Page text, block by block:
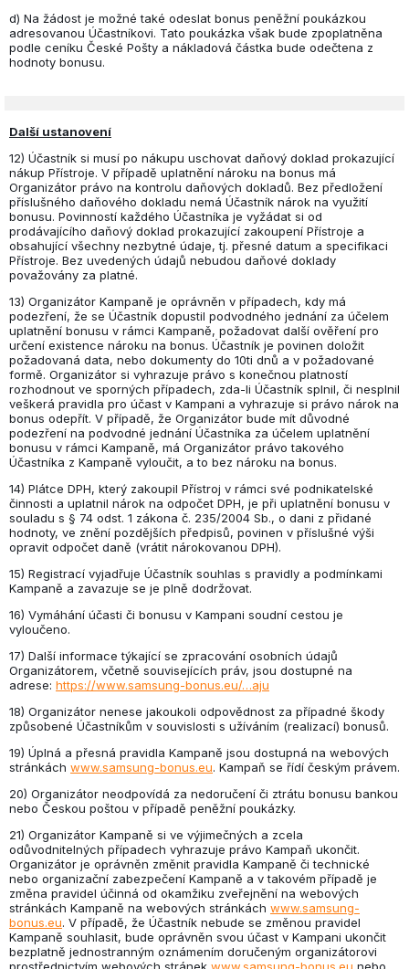
d) Na žádost je možné také odeslat bonus peněžní poukázkou
adresovanou Účastníkovi. Tato poukázka však bude zpoplatněna
podle ceníku České Pošty a nákladová částka bude odečtena z
hodnoty bonusu.
Další ustanovení
12) Účastník si musí po nákupu uschovat daňový doklad prokazující
nákup Přístroje. V případě uplatnění nároku na bonus má
Organizátor právo na kontrolu daňových dokladů. Bez předložení
příslušného daňového dokladu nemá Účastník nárok na využití
bonusu. Povinností každého Účastníka je vyžádat si od
prodávajícího daňový doklad prokazující zakoupení Přístroje a
obsahující všechny nezbytné údaje, tj. přesné datum a specifikaci
Přístroje. Bez uvedených údajů nebudou daňové doklady
považovány za platné.
13) Organizátor Kampaně je oprávněn v případech, kdy má
podezření, že se Účastník dopustil podvodného jednání za účelem
uplatnění bonusu v rámci Kampaně, požadovat další ověření pro
určení existence nároku na bonus. Účastník je povinen doložit
požadovaná data, nebo dokumenty do 10ti dnů a v požadované
formě. Organizátor si vyhrazuje právo s konečnou platností
rozhodnout ve sporných případech, zda-li Účastník splnil, či nesplnil
veškerá pravidla pro účast v Kampani a vyhrazuje si právo nárok na
bonus odepřít. V případě, že Organizátor bude mít důvodné
podezření na podvodné jednání Účastníka za účelem uplatnění
bonusu v rámci Kampaně, má Organizátor právo takového
Účastníka z Kampaně vyloučit, a to bez nároku na bonus.
14) Plátce DPH, který zakoupil Přístroj v rámci své podnikatelské
činnosti a uplatnil nárok na odpočet DPH, je při uplatnění bonusu v
souladu s § 74 odst. 1 zákona č. 235/2004 Sb., o dani z přidané
hodnoty, ve znění pozdějších předpisů, povinen v příslušné výši
opravit odpočet daně (vrátit nárokovanou DPH).
15) Registrací vyjadřuje Účastník souhlas s pravidly a podmínkami
Kampaně a zavazuje se je plně dodržovat.
16) Vymáhání účasti či bonusu v Kampani soudní cestou je
vyloučeno.
17) Další informace týkající se zpracování osobních údajů
Organizátorem, včetně souvisejících práv, jsou dostupné na
adrese: https://www.samsung-bonus.eu/…aju
18) Organizátor nenese jakoukoli odpovědnost za případné škody
způsobené Účastníkům v souvislosti s užíváním (realizací) bonusů.
19) Úplná a přesná pravidla Kampaně jsou dostupná na webových
stránkách www.samsung-bonus.eu. Kampaň se řídí českým právem.
20) Organizátor neodpovídá za nedoručení či ztrátu bonusu bankou
nebo Českou poštou v případě peněžní poukázky.
21) Organizátor Kampaně si ve výjimečných a zcela
odůvodnitelných případech vyhrazuje právo Kampaň ukončit.
Organizátor je oprávněn změnit pravidla Kampaně či technické
nebo organizační zabezpečení Kampaně a v takovém případě je
změna pravidel účinná od okamžiku zveřejnění na webových
stránkách Kampaně na webových stránkách www.samsung-
bonus.eu. V případě, že Účastník nebude se změnou pravidel
Kampaně souhlasit, bude oprávněn svou účast v Kampani ukončit
bezplatně jednostranným oznámením doručeným organizátorovi